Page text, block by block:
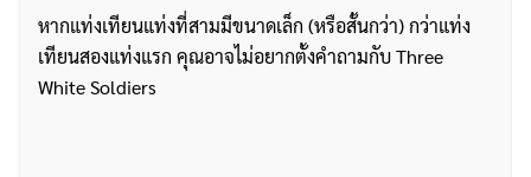
หากแท่งเทียนแท่งที่สามมีขนาดเล็ก (หรือสั้นกว่า) กว่าแท่ง
เทียนสองแท่งแรก คุณอาจไม่อยากตั้งคำถามกับ Three
White Soldiers